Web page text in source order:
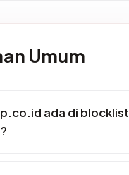
Umum
ada di blocklist